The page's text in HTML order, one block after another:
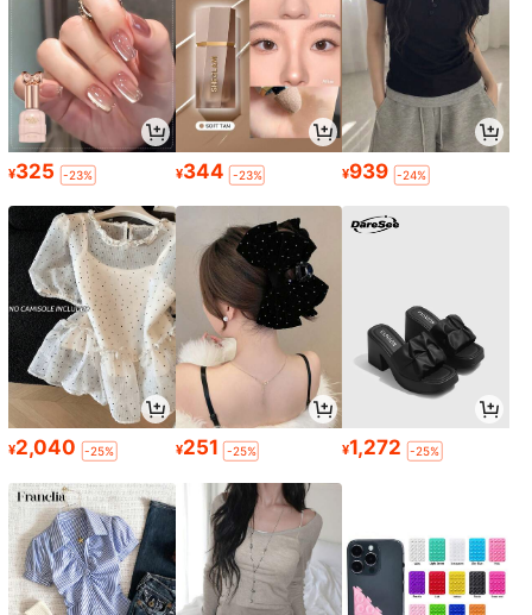
¥325 -23% ¥344 -23% ¥939 -24%
¥2,040 -25% ¥251 -25% ¥1,272 -25%